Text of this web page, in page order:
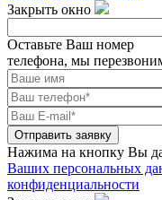
Закрыть окно
Оставьте Ваш номер
телефона, мы
Отправить заявку
Нажима на кнопку Вы
Ваших персональных
конфиденциальности